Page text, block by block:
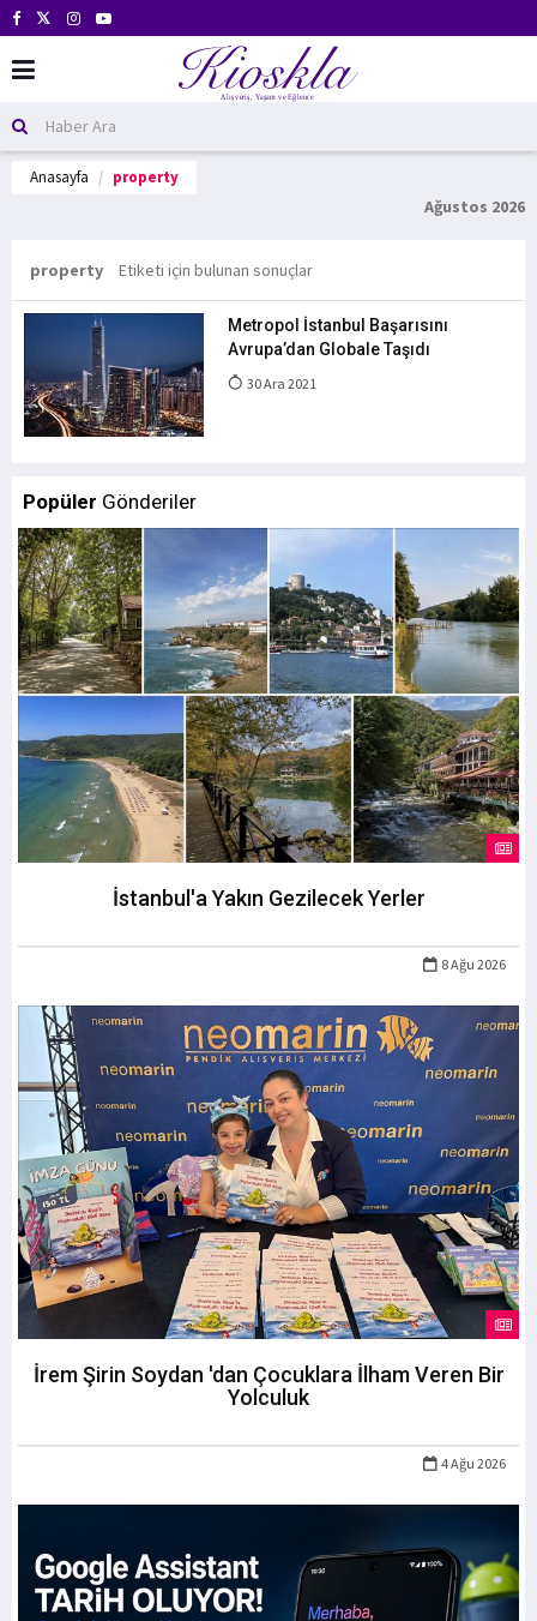
Anasayfa property
Ağustos 2026
property Etiketi için bulunan sonuçlar
Metropol İstanbul Başarısını
Avrupa’dan Globale Taşıdı
30 Ara 2021
Popüler Gönderiler
İstanbul'a Yakın Gezilecek Yerler
8 Ağu 2026
İrem Şirin Soydan 'dan Çocuklara İlham Veren Bir
Yolculuk
4 Ağu 2026